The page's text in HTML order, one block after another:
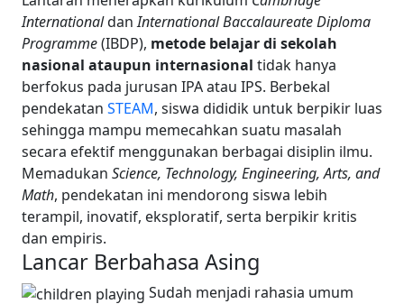
InternationaldanInternational BaccalaureateDiploma
Programme(IBDP), metode belajar di sekolah
nasional ataupun internasional tidak hanya
berfokus pada jurusan IPA atau IPS. Berbekal
pendekatan STEAM, siswa dididik untuk berpikir luas
sehingga mampu memecahkan suatu masalah
secara efektif menggunakan berbagai disiplin ilmu.
Memadukan Science, Technology, Engineering, Arts, and
Math, pendekatan ini mendorong siswa lebih
terampil, inovatif, eksploratif, serta berpikir kritis
dan empiris.
Lancar Berbahasa Asing
Sudah menjadi rahasia umum